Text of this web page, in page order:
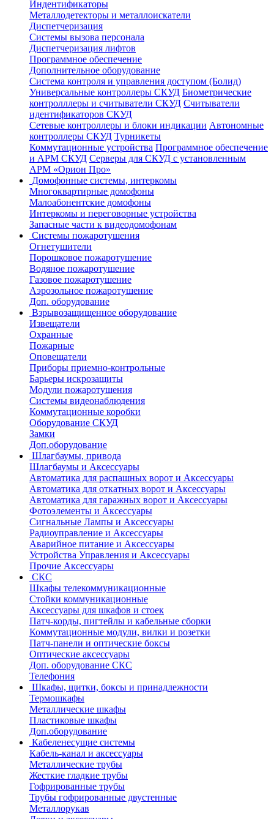
Индентификаторы
Металлодетекторы и металлоискатели
Диспетчеризация
Системы вызова персонала
Диспетчеризация лифтов
Программное обеспечение
Дополнительное оборудование
Система контроля и управления доступом (Болид)
Универсальные контроллеры СКУД Биометрические
контролллеры и считыватели СКУД Считыватели
идентификаторов СКУД
Сетевые контроллеры и блоки индикации Автономные
контроллеры СКУД Турникеты
Коммутационные устройства Программное обеспечение
и АРМ СКУД Серверы для СКУД с установленным
АРМ «Орион Про»
Домофонные системы, интеркомы
Многоквартирные домофоны
Малоабонентские домофоны
Интеркомы и переговорные устройства
Запасные части к видеодомофонам
Системы пожаротушения
Огнетушители
Порошковое пожаротушение
Водяное пожаротушение
Газовое пожаротушение
Аэрозольное пожаротушение
Доп. оборудование
Взрывозащищенное оборудование
Извещатели
Охранные
Пожарные
Оповещатели
Приборы приемно-контрольные
Барьеры искрозащиты
Модули пожаротушения
Системы видеонаблюдения
Коммутационные коробки
Оборудование СКУД
Замки
Доп.оборудование
Шлагбаумы, привода
Шлагбаумы и Аксессуары
Автоматика для распашных ворот и Аксессуары
Автоматика для откатных ворот и Аксессуары
Автоматика для гаражных ворот и Аксессуары
Фотоэлементы и Аксессуары
Сигнальные Лампы и Аксессуары
Радиоуправление и Аксессуары
Аварийное питание и Аксессуары
Устройства Управления и Аксессуары
Прочие Аксессуары
СКС
Шкафы телекоммуникационные
Стойки коммуникационные
Аксессуары для шкафов и стоек
Патч-корды, пигтейлы и кабельные сборки
Коммутационные модули, вилки и розетки
Патч-панели и оптические боксы
Оптические аксессуары
Доп. оборудование СКС
Телефония
Шкафы, щитки, боксы и принадлежности
Термошкафы
Металлические шкафы
Пластиковые шкафы
Доп.оборудование
Кабеленесущие системы
Кабель-канал и аксессуары
Металлические трубы
Жесткие гладкие трубы
Гофрированные трубы
Трубы гофрированные двустенные
Металлорукав